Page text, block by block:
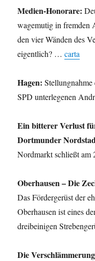
Medien-Honorare:
wagemutig in fremden
den vier Wänden des
eigentlich? …carta
Hagen:
SPD unterlegenen
Ein bitterer Verlust
Dortmunder
Nordmarkt schließt
Oberhausen – Die
Das Fördergerüst der
Oberhausen ist eines
dreibeinigen
Die